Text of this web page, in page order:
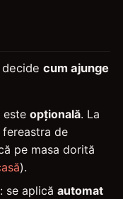
decide cum ajunge
opțională. La
de
pe masa dorită
).
: se aplică automat